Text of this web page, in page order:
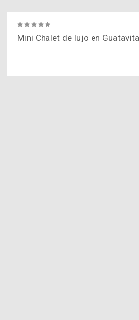
Mini Chalet de lujo en Guatavita